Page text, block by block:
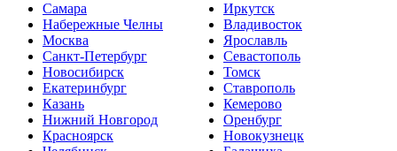
Самара
Набережные Челны
Москва
Санкт-Петербург
Новосибирск
Екатеринбург
Казань
Нижний Новгород
Красноярск
Иркутск
Владивосток
Ярославль
Севастополь
Томск
Ставрополь
Кемерово
Оренбург
Новокузнецк